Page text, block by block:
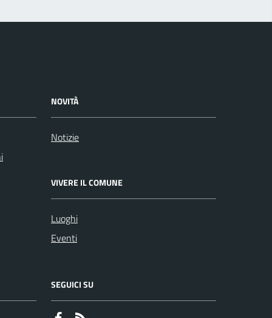
NOVITÀ
Notizie
VIVERE IL COMUNE
Luoghi
Eventi
SEGUICI SU